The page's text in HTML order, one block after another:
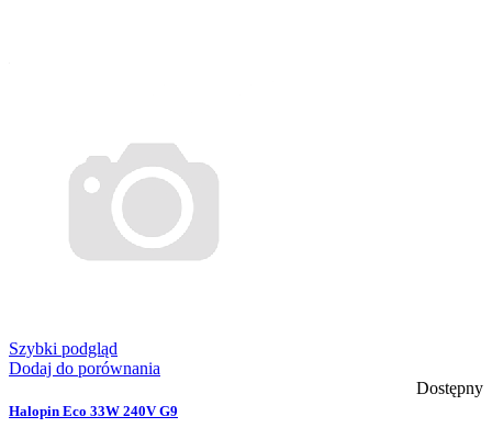
Szybki podgląd
Dodaj do porównania
Dostępny
Halopin Eco 33W 240V G9